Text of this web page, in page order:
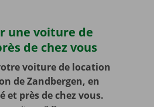
une voiture de
de chez vous
voiture de location
de Zandbergen, en
et près de chez vous.